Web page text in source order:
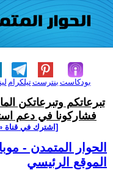
تيلكرامبنترست بودكاست
تبرعاتكم وتبرعاتكن
فشاركونا في دعم
[اشترك في قناة
الحوار المتمدن -
الموقع الرئيسي